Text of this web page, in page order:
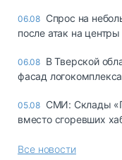
06.08 Спрос на
после атак на
06.08 В Тверской
фасад
05.08 СМИ: Склады
вместо сгоревших
Все новости